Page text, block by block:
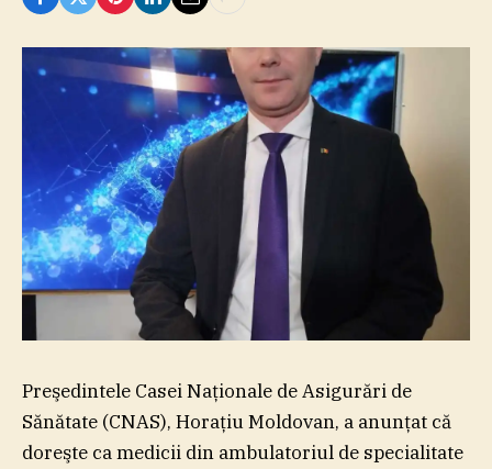
Preşedintele Casei Naţionale de Asigurări de
Sănătate (CNAS), Horaţiu Moldovan, a anunţat că
doreşte ca medicii din ambulatoriul de specialitate